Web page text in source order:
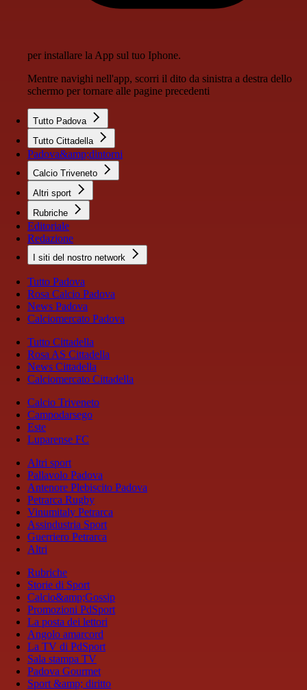
per installare la App sul tuo Iphone.
Mentre navighi nell'app, scorri il dito da sinistra a destra dello
schermo per tornare alle pagine precedenti
Tutto Padova
Tutto Cittadella
Padova&amp;dintorni
Calcio Triveneto
Altri sport
Rubriche
Editoriale
Redazione
I siti del nostro network
Tutto Padova
Rosa Calcio Padova
News Padova
Calciomercato Padova
Tutto Cittadella
Rosa AS Cittadella
News Cittadella
Calciomercato Cittadella
Calcio Triveneto
Campodarsego
Este
Luparense FC
Altri sport
Pallavolo Padova
Antenore Plebiscito Padova
Petrarca Rugby
Vinumitaly Petrarca
Assindustria Sport
Guerriero Petrarca
Altri
Rubriche
Storie di Sport
Calcio&amp;Gossip
Promozioni PdSport
La posta dei lettori
Angolo amarcord
La TV di PdSport
Sala stampa TV
Padova Gourmet
Sport &amp; diritto